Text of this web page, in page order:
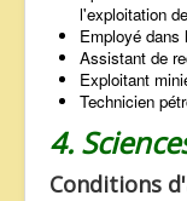
l'exploitation
Employé dans
Assistant de
Exploitant
Technicien
4.
Conditions